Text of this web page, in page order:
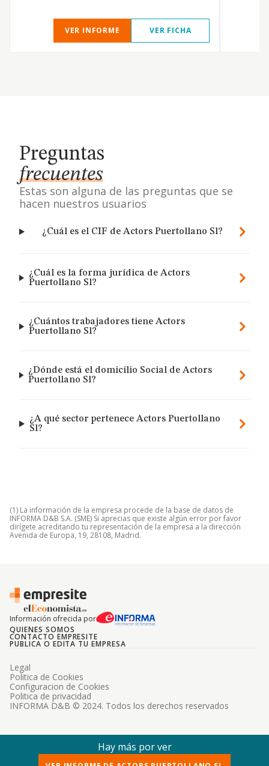
VER INFORME VER FICHA
Preguntas
frecuentes
Estas son alguna de las preguntas que se
hacen nuestros usuarios
¿Cuál es el CIF de Actors Puertollano Sl?
¿Cuál es la forma jurídica de Actors
Puertollano Sl?
¿Cuántos trabajadores tiene Actors
Puertollano Sl?
¿Dónde está el domicilio Social de Actors
Puertollano Sl?
¿A qué sector pertenece Actors Puertollano
Sl?
(1) La información de la empresa procede de la base de datos de
INFORMA D&B S.A. (SME) Si aprecias que existe algún error por favor
dirígete acreditando tu representación de la empresa a la dirección
Avenida de Europa, 19, 28108, Madrid.
Información ofrecida por
QUIENES SOMOS
CONTACTO EMPRESITE
PUBLICA O EDITA TU EMPRESA
INFORMA D&B © 2024. Todos los derechos reservados
Legal
Politica de Cookies
Configuracion de Cookies
Politica de privacidad
Hay más por ver